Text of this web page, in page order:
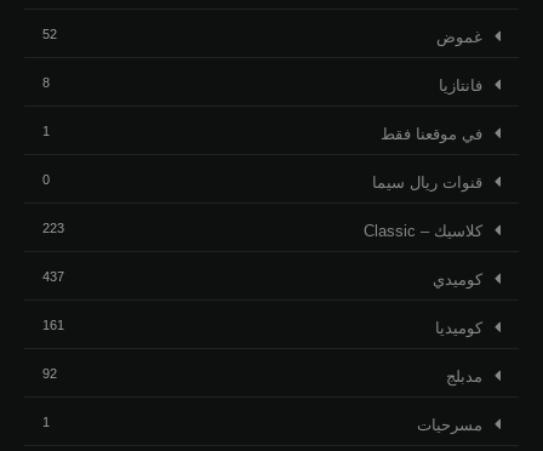
غموض 52
فانتازيا 8
في موقعنا فقط 1
قنوات ريال سيما 0
كلاسيك – Classic 223
كوميدي 437
كوميديا 161
مدبلج 92
مسرحيات 1